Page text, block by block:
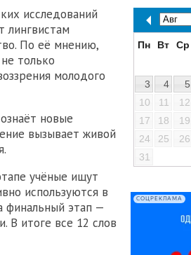
исследований
лингвистам
По её мнению,
только
молодого
новые
вызывает живой
учёные ищут
используются в
финальный этап —
В итоге все 12 слов
Пн Вт Ср
3
4 5
10
11 12
17
18 19
24
25 26
31
СОЦРЕКЛАМА